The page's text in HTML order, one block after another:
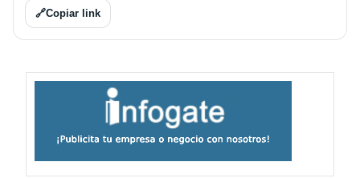
🔗Copiar link